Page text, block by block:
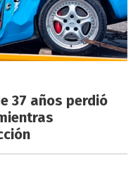
37 años perdió